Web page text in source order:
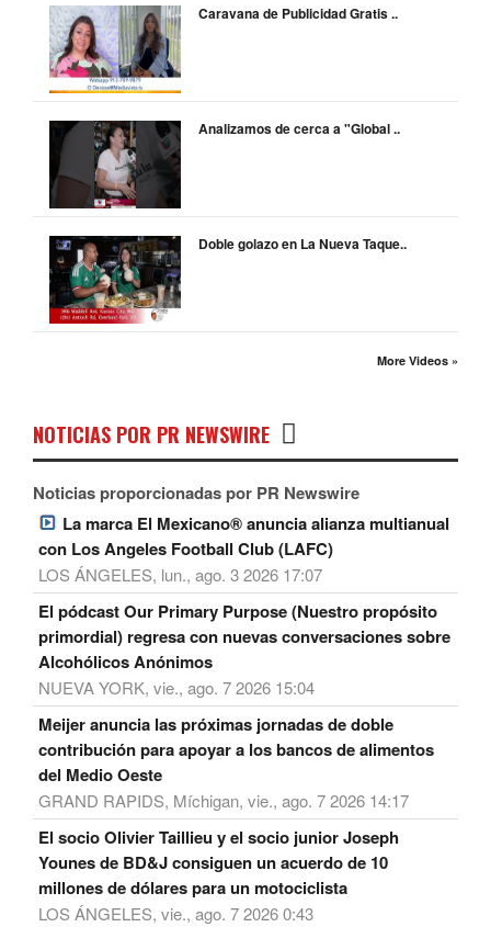
Caravana de Publicidad Gratis ..
Analizamos de cerca a "Global ..
Doble golazo en La Nueva Taque..
More Videos »
NOTICIAS POR PR NEWSWIRE
Noticias proporcionadas por PR Newswire
La marca El Mexicano® anuncia alianza multianual
con Los Angeles Football Club (LAFC)
LOS ÁNGELES, lun., ago. 3 2026 17:07
El pódcast Our Primary Purpose (Nuestro propósito
primordial) regresa con nuevas conversaciones sobre
Alcohólicos Anónimos
NUEVA YORK, vie., ago. 7 2026 15:04
Meijer anuncia las próximas jornadas de doble
contribución para apoyar a los bancos de alimentos
del Medio Oeste
GRAND RAPIDS, Míchigan, vie., ago. 7 2026 14:17
El socio Olivier Taillieu y el socio junior Joseph
Younes de BD&J consiguen un acuerdo de 10
millones de dólares para un motociclista
LOS ÁNGELES, vie., ago. 7 2026 0:43